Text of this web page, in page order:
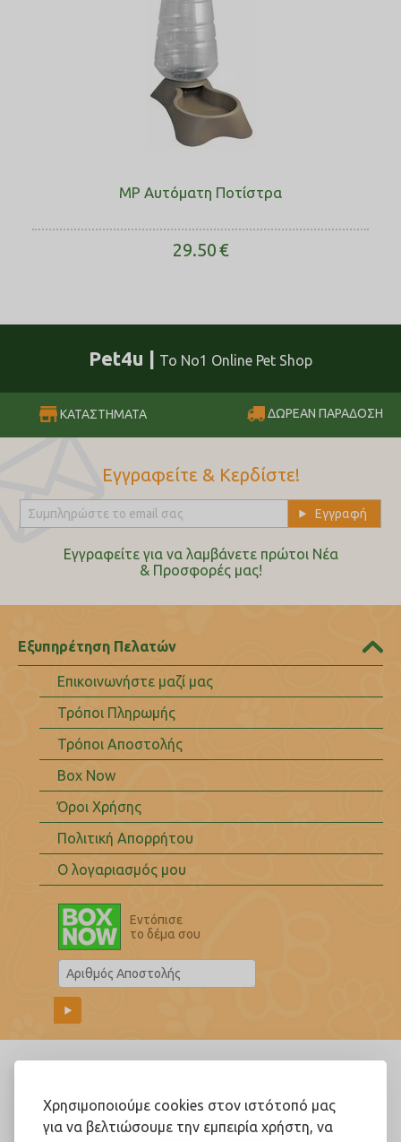
Χρησιμοποιούμε cookies στον ιστότοπό μας
για να βελτιώσουμε την εμπειρία χρήστη, να
MP Αυτόματη Ποτίστρα
29.50€
Pet4u | Το No1 Online Pet Shop
ΚΑΤΑΣΤΗΜΑΤΑ ΔΩΡΕΑΝ ΠΑΡΑΔΟΣΗ
Εγγραφείτε & Κερδίστε!
Εγγραφείτε για να λαμβάνετε πρώτοι Nέα
& Προσφορές μας!
Εξυπηρέτηση Πελατών
Επικοινωνήστε μαζί μας
Τρόποι Πληρωμής
Τρόποι Αποστολής
Box Now
Όροι Χρήσης
Πολιτική Απορρήτου
Ο λογαριασμός μου
Εντόπισε
το δέμα σου
Ακολουθήστε μας!